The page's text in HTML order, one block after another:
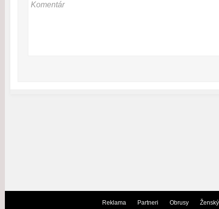
Reklama Partneri Obrusy